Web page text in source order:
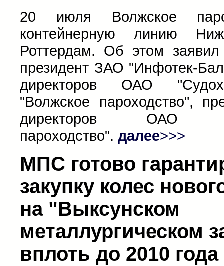
20 июля Волжское
контейнерную линию
Роттердам. Об этом
президент ЗАО "Инфотек-
директоров ОАО
"Волжское пароходство",
директоров ОАО
пароходство". далее>>>
МПС готово
закупку колес
на "Выксунском
металлургическом
вплоть до 2010 года